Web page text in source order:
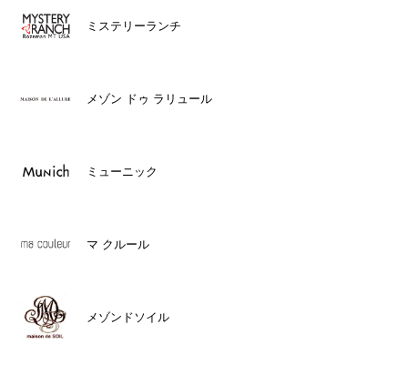
ミステリーランチ
メゾン ドゥ ラリュール
ミューニック
マ クルール
メゾンドソイル